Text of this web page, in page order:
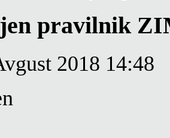
pravilnik
2018 14:48